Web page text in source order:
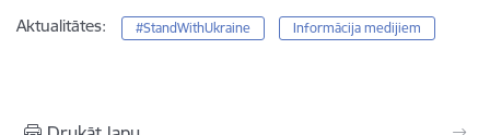
Aktualitātes: #StandWithUkraine Informācija medijiem